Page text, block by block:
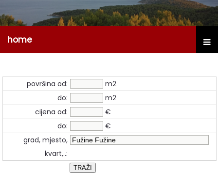
home
površina od:
m2
do:
m2
cijena od:
€
do:
€
grad, mjesto,
kvart,..: